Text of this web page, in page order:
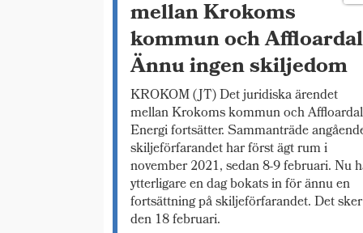
mellan Krokoms
kommun och
Ännu ingen skiljedom
KROKOM (JT) Det juridiska ärendet
mellan Krokoms kommun och Affloardal
Energi fortsätter. Sammanträde
skiljeförfarandet har först ägt rum i
november 2021, sedan 8-9 februari. Nu
ytterligare en dag bokats in för ännu en
fortsättning på skiljeförfarandet. Det sker
den 18 februari.